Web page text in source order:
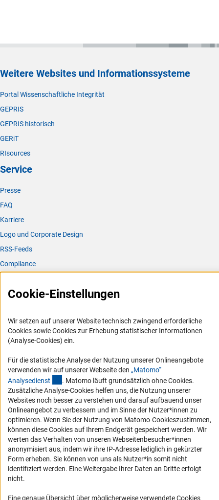
Weitere Websites und Informationssysteme
Portal Wissenschaftliche Integrität
GEPRIS
GEPRIS historisch
GERiT
RIsources
Service
Presse
FAQ
Karriere
Logo und Corporate Design
RSS-Feeds
Compliance
Barrierefreiheit
Erklärung zur Barrierefreiheit
Barriere melden
DFG-aktuell
Erhalten Sie Neuigkeiten aus der DFG direkt in Ihr Mailpostfach oder
schauen Sie sich die Ausgaben online an.
Zum Newsletter
© 2026 DFG
Impressum Cookie-Einstellungen
Cookie-Einstellungen
Wir setzen auf unserer Website technisch zwingend erforderliche
Cookies sowie Cookies zur Erhebung statistischer Informationen
(Analyse-Cookies) ein.
Für die statistische Analyse der Nutzung unserer Onlineangebote
verwenden wir auf unserer Webseite den „Matomo“
Analysedienst (externer Link)
. Matomo läuft grundsätzlich ohne Cookies.
Zusätzliche Analyse-Cookies helfen uns, die Nutzung unserer
Websites noch besser zu verstehen und darauf aufbauend unser
Onlineangebot zu verbessern und im Sinne der Nutzer*innen zu
optimieren. Wenn Sie der Nutzung von Matomo-Cookieszustimmen,
können diese Cookies auf Ihrem Endgerät gespeichert werden. Wir
werten das Verhalten von unseren Webseitenbesucher*innen
anonymisiert aus, indem wir ihre IP-Adresse lediglich in gekürzter
Form erheben. Sie können von uns als Nutzer*in somit nicht
identifiziert werden. Eine Weitergabe Ihrer Daten an Dritte erfolgt
nicht.
Eine genaue Übersicht über möglicherweise verwendete Cookies